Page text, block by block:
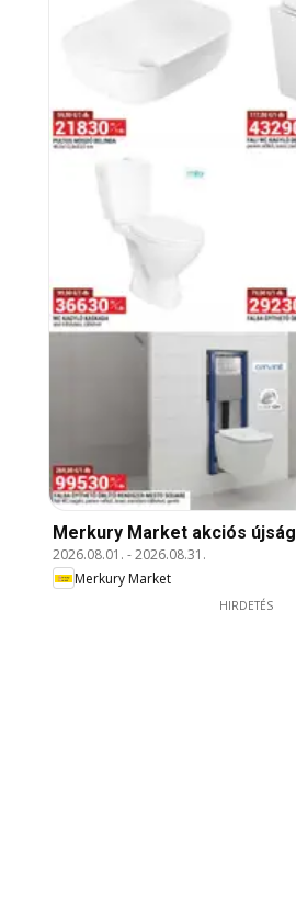
Merkury Market akciós újság
2026.08.01. -2026.08.31.
Merkury Market
HIRDETÉS